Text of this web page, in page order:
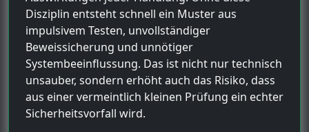
Disziplin entsteht schnell ein Muster aus
impulsivem Testen, unvollständiger
Beweissicherung und unnötiger
Systembeeinflussung. Das ist nicht nur technisch
unsauber, sondern erhöht auch das Risiko, dass
aus einer vermeintlich kleinen Prüfung ein echter
Sicherheitsvorfall wird.